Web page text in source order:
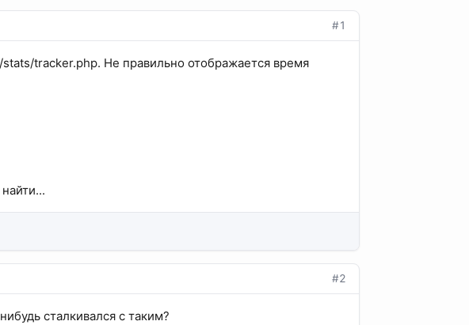
#1
tracker.php. Не правильно отображается время
#2
сталкивался с таким?